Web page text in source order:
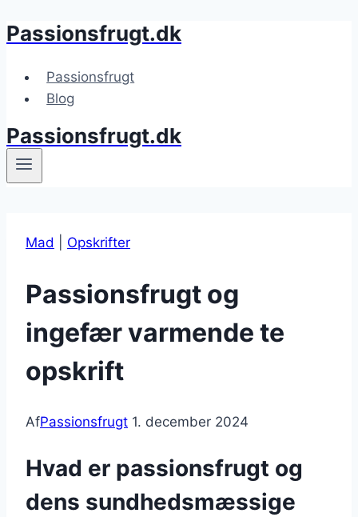
Fortsæt
indhold
Passionsfrugt.dk
Passionsfrugt
Blog
Passionsfrugt.dk
Mad Opskrifter
Passionsfrugt og
ingefær varmende te
opskrift
AfPassionsfrugt 1. december 2024
Hvad er passionsfrugt og
dens sundhedsmæssige